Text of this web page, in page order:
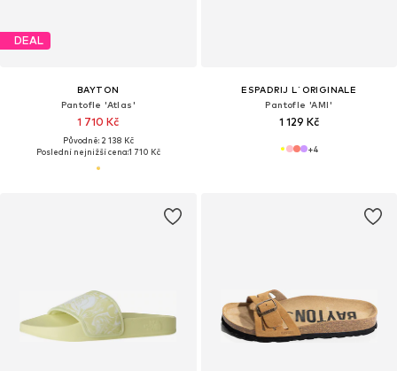
DEAL
BAYTON
Pantofle 'Atlas'
1 710 Kč
Původně: 2 138 Kč
Poslední nejnižší cena:1 710 Kč
ESPADRIJ L´ORIGINALE
Pantofle 'AMI'
1 129 Kč
+4